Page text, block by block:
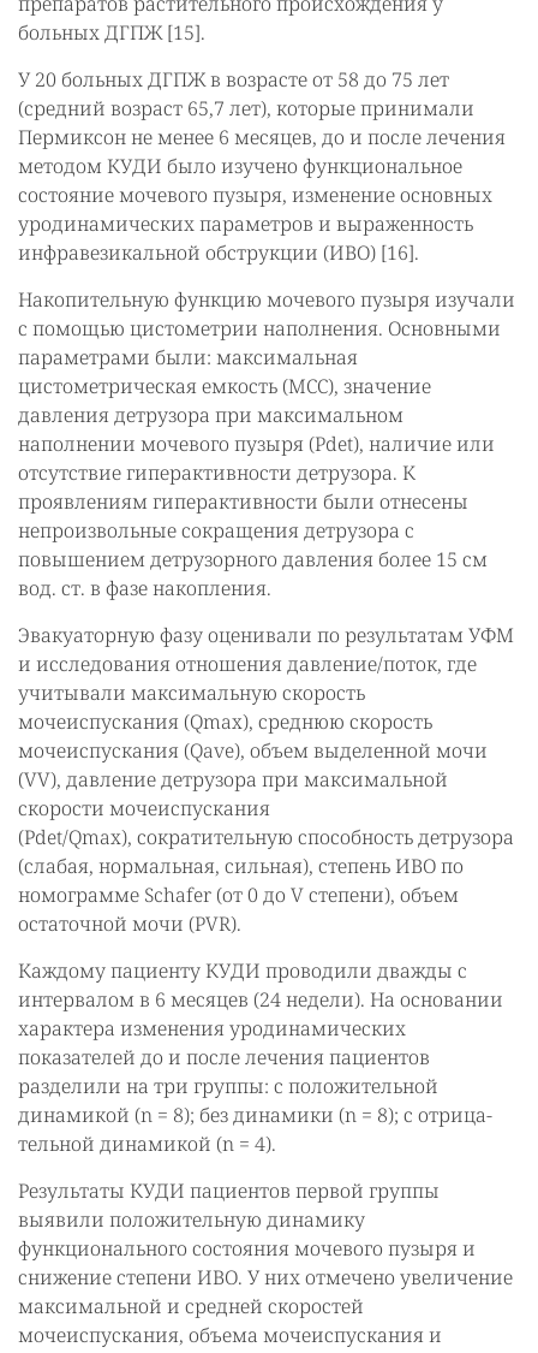
больных ДГПЖ [15].
У 20 больных ДГПЖ в возрасте от 58 до 75 лет
(средний возраст 65,7 лет), которые принимали
Пермиксон не менее 6 месяцев, до и после лечения
методом КУДИ было изучено функциональное
состояние мочевого пузыря, изменение основных
уродинамических параметров и выраженность
инфравезикальной обструкции (ИВО) [16].
Накопительную функцию мочевого пузыря изучали
с помощью цистометрии наполнения. Основными
параметрами были: максимальная
цистометрическая емкость (MCC), значение
давления детрузора при максимальном
наполнении мочевого пузыря (Pdet), наличие или
отсутствие гиперактивности детрузора. К
проявлениям гиперактивности были отнесены
непроизвольные сокращения детрузора с
повышением детрузорного давления более 15 см
вод. ст. в фазе накопления.
Эвакуаторную фазу оценивали по результатам УФМ
и исследования отношения давление/поток, где
учитывали максимальную скорость
мочеиспускания (Qmax), среднюю скорость
мочеиспускания (Qave), объем выделенной мочи
(VV), давление детрузора при максимальной
скорости мочеиспускания
(Рdet/Qmax), сократительную способность детрузора
(слабая, нормальная, сильная), степень ИВО по
номограмме Schafer (от 0 до V степени), объем
остаточной мочи (PVR).
Каждому пациенту КУДИ проводили дважды с
интервалом в 6 месяцев (24 недели). На основании
характера изменения уродинамических
показателей до и после лечения пациентов
разделили на три группы: с положительной
динамикой (n = 8); без динамики (n = 8); с отрица-
тельной динамикой (n = 4).
Результаты КУДИ пациентов первой группы
выявили положительную динамику
функционального состояния мочевого пузыря и
снижение степени ИВО. У них отмечено увеличение
максимальной и средней скоростей
мочеиспускания, объема мочеиспускания и